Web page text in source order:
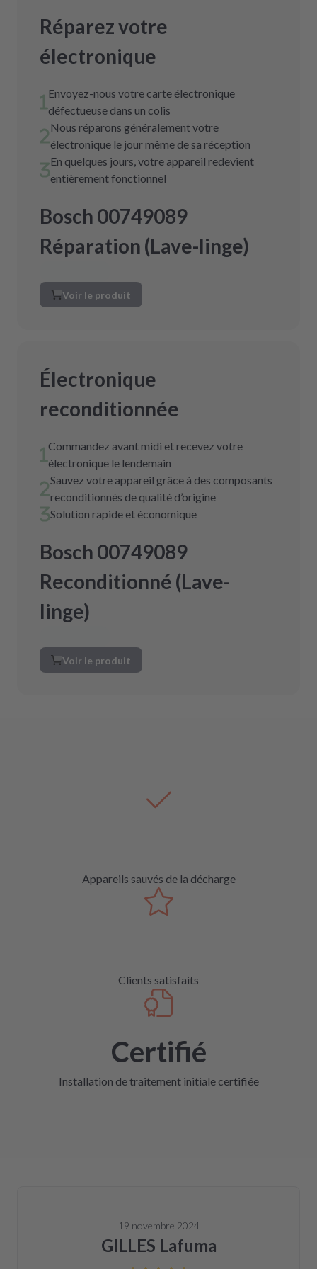
Réparez votre
électronique
Envoyez-nous votre carte électronique
défectueuse dans un colis
Nous réparons généralement votre
électronique le jour même de sa réception
En quelques jours, votre appareil redevient
entièrement fonctionnel
Bosch 00749089
Réparation (Lave-linge)
Voir le produit
Électronique
reconditionnée
Commandez avant midi et recevez votre
électronique le lendemain
Sauvez votre appareil grâce à des composants
reconditionnés de qualité d’origine
Solution rapide et économique
Bosch 00749089
Reconditionné (Lave-
linge)
Voir le produit
Appareils sauvés de la décharge
Clients satisfaits
Certifié
Installation de traitement initiale certifiée
19 novembre 2024
GILLES Lafuma